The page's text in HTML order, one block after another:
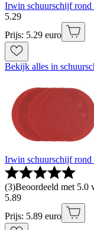
Irwin schuurschijf
5.29
Prijs: 5.29 euro
Bekijk alles in
Irwin schuurschijf
(3)Beoordeeld met 5.0
5.89
Prijs: 5.89 euro